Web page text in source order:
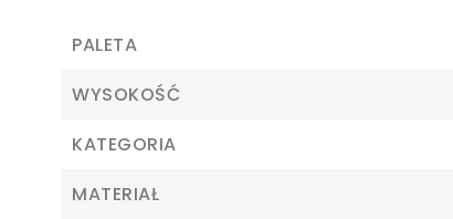
PALETA
WYSOKOŚĆ
KATEGORIA
MATERIAŁ